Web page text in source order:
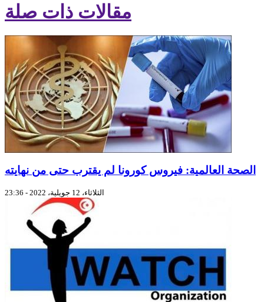
مقالات ذات صلة
الصحة العالمية: فيروس كورونا لم يقترب حتى من نهايته
الثلاثاء، 12 جويلية، 2022 - 23:36